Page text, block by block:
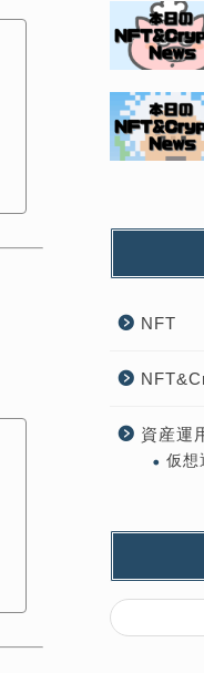
NFT
資産運
仮想